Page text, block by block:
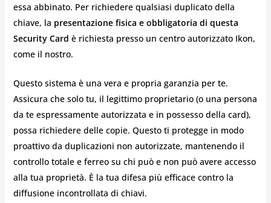
essa abbinato. Per richiedere qualsiasi duplicato della
chiave, la presentazione fisica e obbligatoria di questa
Security Card è richiesta presso un centro autorizzato Ikon,
come il nostro.
Questo sistema è una vera e propria garanzia per te.
Assicura che solo tu, il legittimo proprietario (o una persona
da te espressamente autorizzata e in possesso della card),
possa richiedere delle copie. Questo ti protegge in modo
proattivo da duplicazioni non autorizzate, mantenendo il
controllo totale e ferreo su chi può e non può avere accesso
alla tua proprietà. È la tua difesa più efficace contro la
diffusione incontrollata di chiavi.